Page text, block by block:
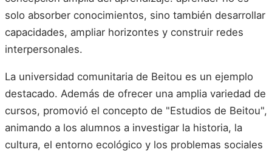
solo absorber conocimientos, sino también desarrollar
capacidades, ampliar horizontes y construir redes
interpersonales.
La universidad comunitaria de Beitou es un ejemplo
destacado. Además de ofrecer una amplia variedad de
cursos, promovió el concepto de "Estudios de Beitou",
animando a los alumnos a investigar la historia, la
cultura, el entorno ecológico y los problemas sociales